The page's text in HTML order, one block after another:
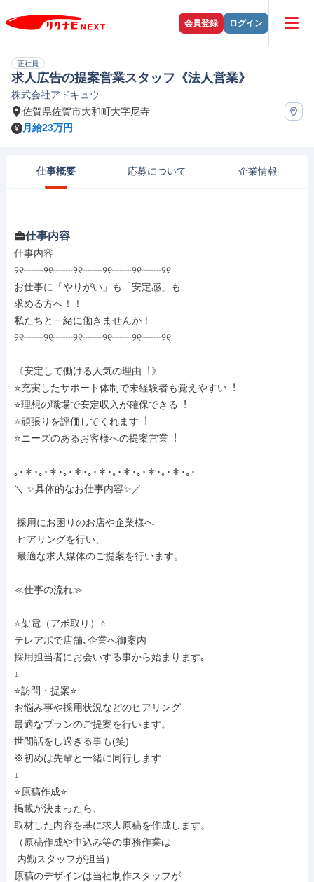
会員登録 ログイン
正社員
求人広告の提案営業スタッフ《法人営業》
株式会社アドキュウ
佐賀県佐賀市大和町大字尼寺
月給23万円
仕事概要 応募について 企業情報
仕事内容
仕事内容
୨୧┈┈୨୧┈┈୨୧┈┈୨୧┈┈୨୧┈┈୨୧
お仕事に「やりがい」も「安定感」も
求める方へ！！
私たちと一緒に働きませんか！
୨୧┈┈୨୧┈┈୨୧┈┈୨୧┈┈୨୧┈┈୨୧
《安定して働ける⼈気の理由︕》
⭐充実したサポート体制で未経験者も覚えやすい︕
⭐理想の職場で安定収⼊が確保できる︕
⭐頑張りを評価してくれます︕
⭐ニーズのあるお客様への提案営業︕
｡･＊･｡･＊･｡･＊･｡･＊･｡･＊･｡･＊･｡･＊･｡･
＼ ✨具体的なお仕事内容✨／
≪仕事の流れ≫
⭐架電（アポ取り）⭐
テレアポで店舗､企業へ御案内
採用担当者にお会いする事から始まります｡
↓
⭐訪問・提案⭐
お悩み事や採用状況などのヒアリング
最適なプランのご提案を行います。
世間話をし過ぎる事も(笑)
※初めは先輩と一緒に同行します
↓
⭐原稿作成⭐
掲載が決まったら、
取材した内容を基に求人原稿を作成します。
（原稿作成や申込み等の事務作業は
原稿のデザインは当社制作スタッフが